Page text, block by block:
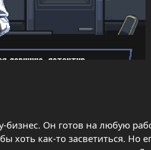
Он готов на любую
хоть как-то засветиться. Но